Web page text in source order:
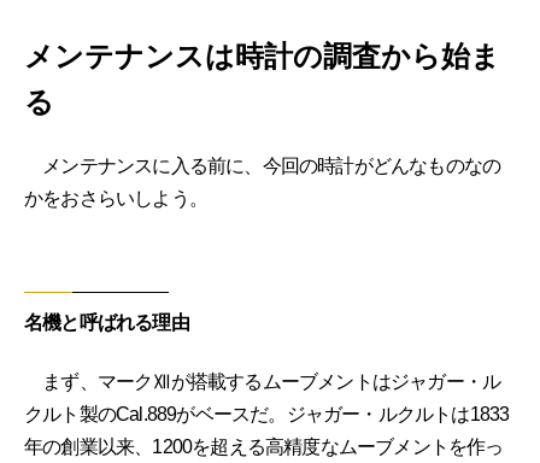
メンテナンスは時計の調査から始ま
る
メンテナンスに入る前に、今回の時計がどんなものなの
かをおさらいしよう。
名機と呼ばれる理由
まず、マークⅫが搭載するムーブメントはジャガー・ル
クルト製のCal.889がベースだ。ジャガー・ルクルトは1833
年の創業以来、1200を超える高精度なムーブメントを作っ